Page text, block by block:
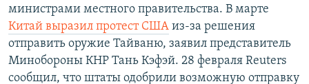
министрами местного правительства. В марте
Китай выразил протест США из-за решения
отправить оружие Тайваню, заявил представитель
Минобороны КНР Тань Кэфэй. 28 февраля Reuters
сообщил, что штаты одобрили возможную отправку